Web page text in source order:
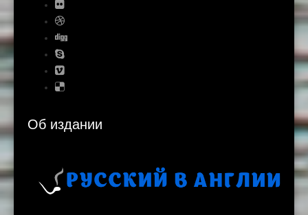
Об издании